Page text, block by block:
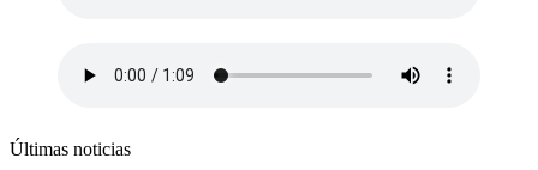
Últimas noticias